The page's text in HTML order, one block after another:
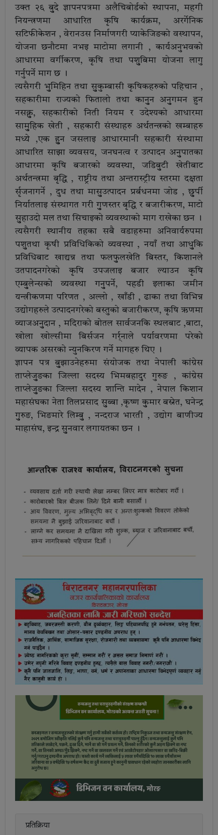
उक्त २६ बुुदे ज्ञापनपत्रमा अलैचिबोर्डको स्थापना, महगी
नियन्त्रणमा आधारित कृषि कार्यक्रम, अरर्गेनिक
सटिफीकेशन , वेरानउस निर्माणगरी प्याकेजिङको वस्थापन,
योजना छनौटमा नभइ माटोमा लगानी , कार्यअनुभवको
आधारमा वर्गीकरण, कृषि तथा पशुुबिमा योजना लागु
गर्नुपर्ने माग छ ।
त्यसैगरी भुुमिहिन तथा सुुकुम्बासी कृषिकहरुको पहिचान ,
सहकारीमा राज्यको फितालो तथा कानुुन अनुुगमन हुन
नसक्नुु, सहकारीको निती नियम र उदेश्यको आधारमा
सामुुहिक खेती , सहकारी संस्थाहरु अर्थतन्त्रको खम्बाहरु
मध्ये ,एक हुुन जसलाइ आधारमानी सहकारी संस्थामा
आधारित साझा व्यवसय, जनघनत्व र उत्पादन अनुुपातका
आधारमा कृषि बजारको व्यवस्था, जडिबुुटी खेतीबाट
अर्थतन्त्रमा बृद्धि , राष्ट्रीय तथा अन्तरास्ट्रीय स्तरमा दक्षता
र्सृजनागर्ने , दुध तथा मासुुउत्पादन प्रर्बधनमा जोड , छुुर्पी
निर्यातलाइ संस्थागत गरी गुुणस्तर बृद्धि र बजारीकरण, माटो
सुुहाउदो मल तथा सिचाइको व्यवस्थाको माग राखेका छन ।
त्यसैगरी स्थानीय तहका सबै वडाहरुमा अनिवार्यरुपमा
पशुुतथा कृषी प्रविधिकिको व्यवस्था , नयाँ तथा आधुुकि
प्रविधिबाट खाद्यन्न तथा फलफुुलखेति बिस्तर, किशानले
उतपादनगरेको कृषि उपजलाइ बजार ल्याउन कृषि
एम्बुुलेन्सको व्यवस्था गनुुपर्ने, पहडी इलाका जमीन
यन्त्रीकणमा परिणत , अल्लो , खाँडी , ढाका तथा विभिन्न
उद्योगहरुले उत्पादनगरेको बस्तुको बजारीकरण, कृषि ऋणमा
व्याजअनुुदान , मदिराको बोतल सार्वजनकि स्थलबाट ,बाटा,
खोला खोल्सीमा बिर्सजन गर्र्नाले पर्यावरणमा परेको
व्यापक असरको न्युनकिरण गर्ने मागहरु थिए ।
ज्ञापन पत्र बुुझाउनेहरुमा संयोजक तथा नेपाली कांग्रेस
ताप्लेजुुङका जिल्ला सदस्य भिमबहादुर गुरुङ , कांग्रेस
ताप्लेजुुङका जिल्ला सदस्य शान्ति मादेन , नेपाल किशान
महासंघका नेता तिलप्रसाद सुुब्बा ,कृष्ण कुुमार बस्नेत, घनेन्द्र
गुुरुङ, भिङमारे लिम्बुु , नन्दराज भारती , उद्योग बाणीज्य
माहासंघ, इन्द्र सुुनवार लगायतका छन ।
प्रतिक्रिया